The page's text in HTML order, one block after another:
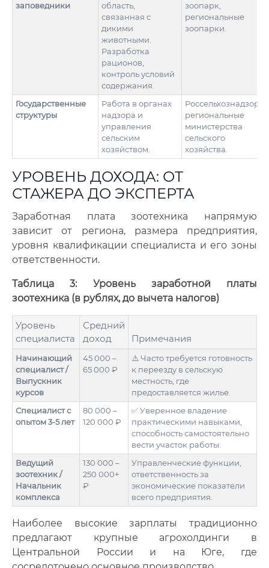
заповедники
область,
связанная с
дикими
животными.
Разработка
рационов,
контроль условий
содержания.
зоопарк,
региональные
зоопарки.
Государственные
структуры
Работа в органах
надзора и
управления
сельским
хозяйством.
Россельхознадзор,
региональные
министерства
сельского
хозяйства.
УРОВЕНЬ ДОХОДА: ОТ
СТАЖЕРА ДО ЭКСПЕРТА
Заработная плата зоотехника напрямую
зависит от региона, размера предприятия,
уровня квалификации специалиста и его зоны
ответственности.
Таблица 3: Уровень заработной платы
зоотехника (в рублях, до вычета налогов)
Уровень
специалиста
Средний
доход
Примечания
Начинающий
специалист /
Выпускник
курсов
45 000 –
65 000 ₽
⚠️ Часто требуется готовность
к переезду в сельскую
местность, где
предоставляется жилье.
Специалист с
опытом 3-5 лет
80 000 –
120 000 ₽
✅ Уверенное владение
практическими навыками,
способность самостоятельно
вести участок работы.
Ведущий
зоотехник /
Начальник
комплекса
130 000 –
250 000+
₽
Управленческие функции,
ответственность за
экономические показатели
всего предприятия.
Наиболее высокие зарплаты традиционно
предлагают крупные агрохолдинги в
Центральной России и на Юге, где